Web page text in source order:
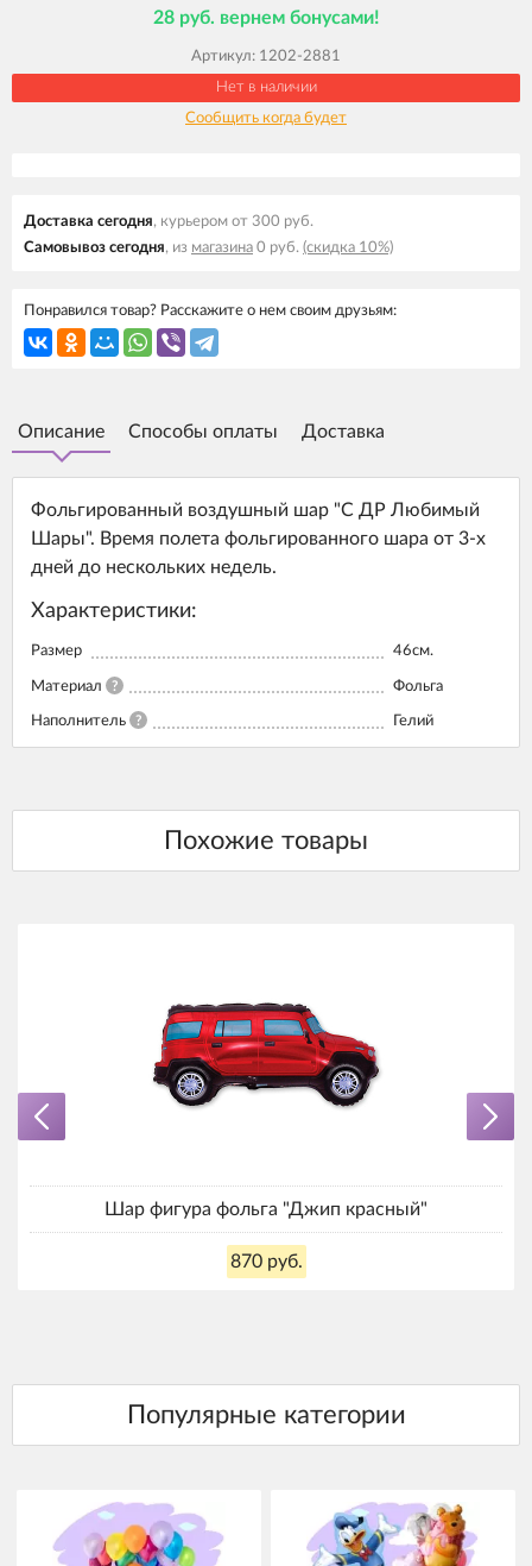
28 руб. вернем бонусами!
Артикул: 1202-2881
Нет в наличии
Сообщить когда будет
Доставка cегодня, курьером от 300 руб.
Самовывоз cегодня, из магазина 0 руб. (скидка 10%)
Понравился товар? Расскажите о нем своим друзьям:
Описание Способы оплаты Доставка
Фольгированный воздушный шар "С ДР Любимый
Шары". Время полета фольгированного шара от 3-х
дней до нескольких недель.
Характеристики:
Размер 46см.
Материал ? Фольга
Наполнитель ? Гелий
Шар фигура фольга "Джип красный"
870 руб.